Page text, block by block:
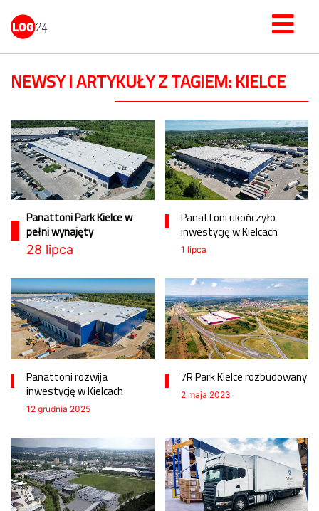
NEWSY I ARTYKUŁY Z TAGIEM: KIELCE
Panattoni Park Kielce w
pełni wynajęty
28 lipca
Panattoni ukończyło
inwestycję w Kielcach
1 lipca
Panattoni rozwija
inwestycję w Kielcach
12 grudnia 2025
7R Park Kielce rozbudowany
2 maja 2023